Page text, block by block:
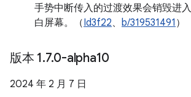
手势中断传入的过渡效果会销毁进
白屏幕。（Id3f22、 b/319531491 ）
版本 1.7.0-alpha10
2024 年 2 月 7 日